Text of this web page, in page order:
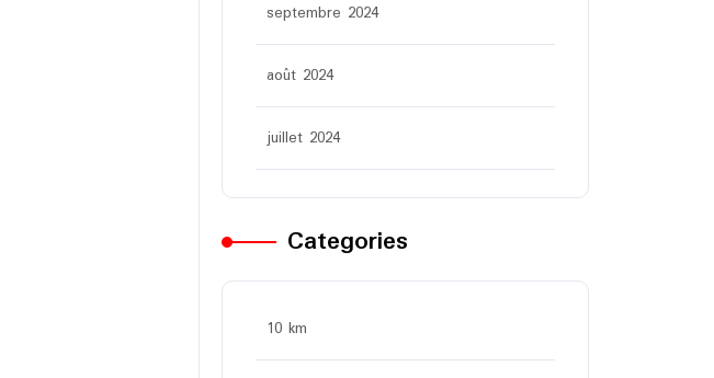
septembre 2024
août 2024
juillet 2024
Categories
10 km